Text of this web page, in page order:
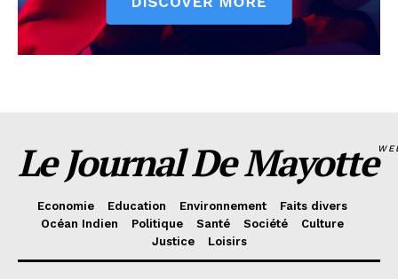
Le Journal De Mayotte
Economie Education Environnement
Faits divers
Océan Indien
Politique Santé Société
Culture
Justice
Loisirs